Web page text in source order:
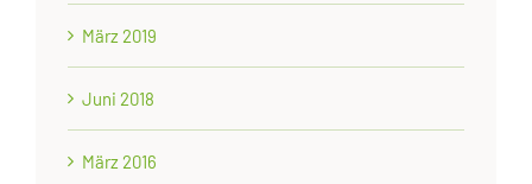
März 2019
Juni 2018
März 2016